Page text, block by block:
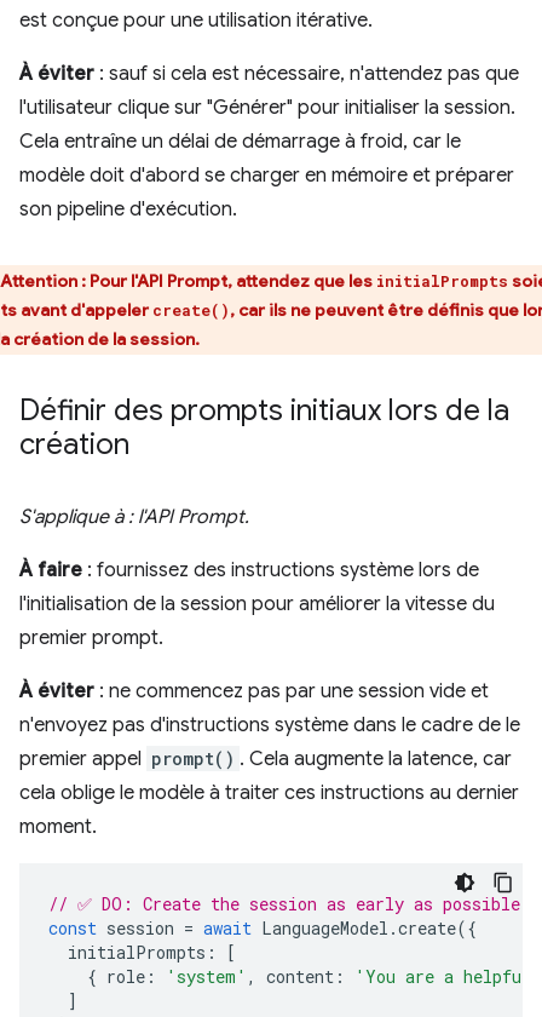
est conçue pour une utilisation itérative.
À éviter : sauf si cela est nécessaire, n'attendez pas que
l'utilisateur clique sur "Générer" pour initialiser la session.
Cela entraîne un délai de démarrage à froid, car le
modèle doit d'abord se charger en mémoire et préparer
son pipeline d'exécution.
Attention : Pour l'API Prompt, attendez que les initialPrompts
avant d'appeler create(), car ils ne peuvent être définis que
création de la session.
Définir des prompts initiaux lors de la
création
S'applique à : l'API Prompt.
À faire : fournissez des instructions système lors de
l'initialisation de la session pour améliorer la vitesse du
premier prompt.
À éviter : ne commencez pas par une session vide et
n'envoyez pas d'instructions système dans le cadre de le
premier appel prompt() . Cela augmente la latence, car
cela oblige le modèle à traiter ces instructions au dernier
moment.
// ✅ DO: Create the session as early as
const session = await LanguageModel .create({
initialPrompts :
[
{ role : 'system' , content :
'You are a helpful
]